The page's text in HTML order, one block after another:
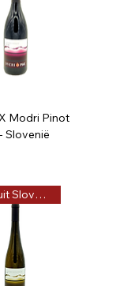
Modri Pinot
Slovenië
Nieuw uit Slovenië